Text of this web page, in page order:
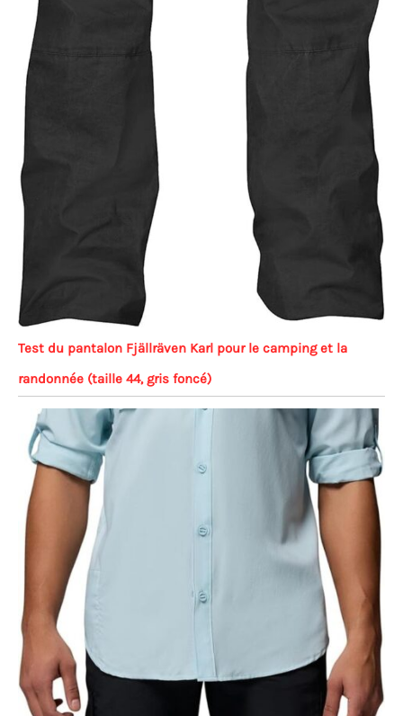
Test du pantalon Fjällräven Karl pour le camping et la
randonnée (taille 44, gris foncé)